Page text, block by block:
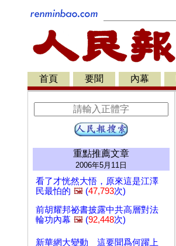
首頁 要聞 內幕
重點推薦文章
2006年5月11日
看了才恍然大悟，原來這是江澤
民最怕的 🖼️ (47,793次)
前胡耀邦祕書披露中共高層對法
輪功內幕 🖼️ (92,448次)
新華網大變動 這要聞爲何躍上